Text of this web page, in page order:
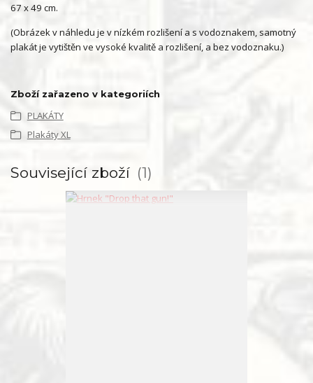
67 x 49 cm.
(Obrázek v náhledu je v nízkém rozlišení a s vodoznakem, samotný
plakát je vytištěn ve vysoké kvalitě a rozlišení, a bez vodoznaku.)
Zboží zařazeno v kategoriích
PLAKÁTY
Plakáty XL
Související zboží 1